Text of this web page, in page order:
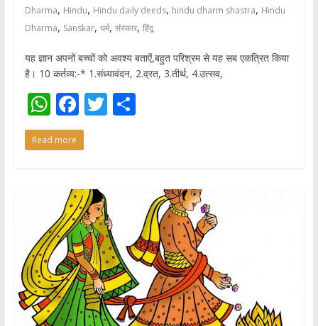
Dharma, Hindu, Hindu daily deeds, hindu dharm shastra, Hindu
Dharma, Sanskar, धर्म, संस्कार, हिंदू
यह ज्ञान अपनों बच्चों को अवश्य बताऐं,बहुत परिश्रम से यह सब एकत्रित किया
है। 10 कर्तव्य:-* 1.संध्यावंदन, 2.व्रत, 3.तीर्थ, 4.उत्सव,
W
h
at
p
p
F
ac
e
o
o
k
T S
Read more